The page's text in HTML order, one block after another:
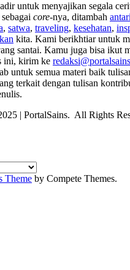
untuk menyajikan segala
sebagai core-nya, ditambah
, satwa, traveling, kesehatan,
kita. Kami berikhtiar untuk
santai. Kamu juga bisa ikut
ini, kirim ke
untuk semua materi baik
terkait dengan tulisan
| PortalSains. All Rights
Theme by Compete Themes.